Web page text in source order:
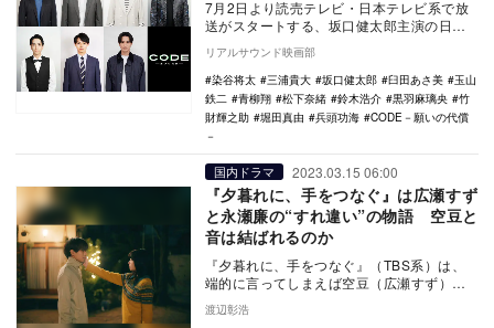
7月2日より読売テレビ・日本テレビ系で放
送がスタートする、坂口健太郎主演の日曜
ドラマ『CODE－願いの代償－』の追加キ
ャストとし…
リアルサウンド映画部
染谷将太
三浦貴大 坂口健太郎 臼田あさ美
玉山
鉄二
青柳翔 松下奈緒 鈴木浩介 黒羽麻璃央
竹
財輝之助
堀田真由 兵頭功海
CODE－願いの代償
－
国内ドラマ 2023.03.15 06:00
『夕暮れに、手をつなぐ』は広瀬すず
と永瀬廉の“すれ違い”の物語 空豆と
音は結ばれるのか
『夕暮れに、手をつなぐ』（TBS系）は、
端的に言ってしまえば空豆（広瀬すず）と
音（永瀬廉）のすれ違いの物語だ。「好
き」の一言が言…
渡辺彰浩